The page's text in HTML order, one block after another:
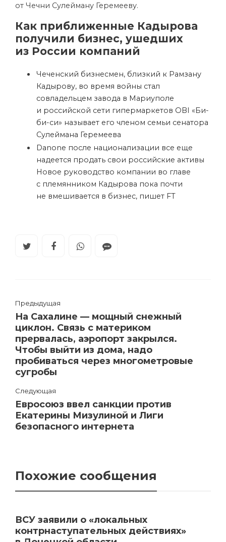
от Чечни Сулейману Геремееву.
Как приближенные Кадырова
получили бизнес, ушедших
из России компаний
Чеченский бизнесмен, близкий к Рамзану
Кадырову, во время войны стал
совладельцем завода в Мариуполе
и российской сети гипермаркетов OBI «Би-
би-си» называет его членом семьи сенатора
Сулеймана Геремеева
Danone после национализации все еще
надеется продать свои российские активы
Новое руководство компании во главе
с племянником Кадырова пока почти
не вмешивается в бизнес, пишет FT
Предыдущая
На Сахалине — мощный снежный
циклон. Связь с материком
прервалась, аэропорт закрылся.
Чтобы выйти из дома, надо
пробиваться через многометровые
сугробы
Следующая
Евросоюз ввел санкции против
Екатерины Мизулиной и Лиги
безопасного интернета
Похожие сообщения
ВСУ заявили о «локальных
контрнаступательных действиях»